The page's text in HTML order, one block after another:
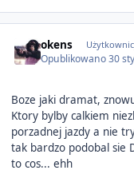
okens
Opublikowano30
Boze jaki dramat,
Ktory bylby calkiem
porzadnej jazdy a nie
tak bardzo podobal sie
to cos... ehh